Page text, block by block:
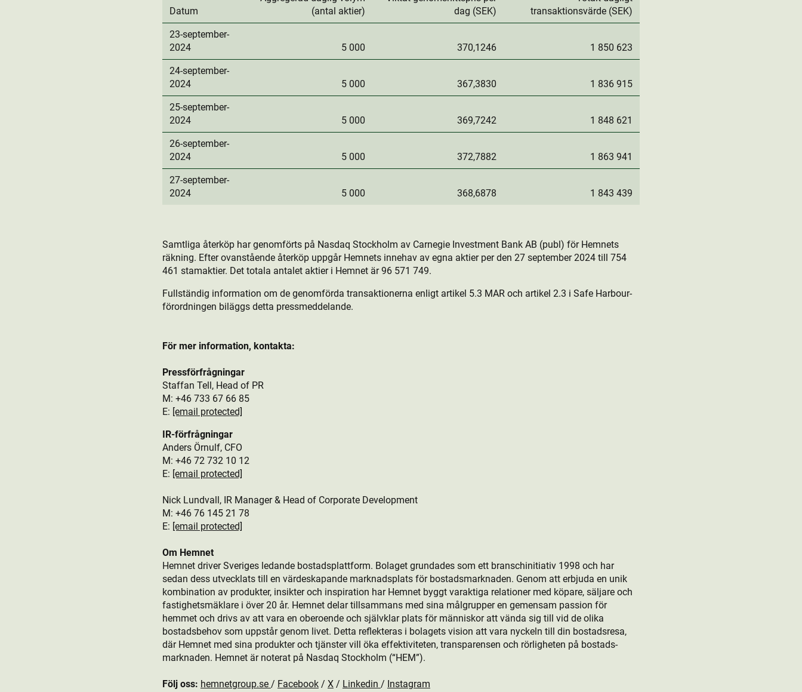
Datum
(antal aktie­r)
dag (SEK)
transaktionsvärde (SEK)
23-september-
2024
5 000 370,1246 1 850 623
24-september-
2024
5 000 367,3830 1 836 915
25-september-
2024
5 000 369,7242 1 848 621
26-september-
2024
5 000 372,7882 1 863 941
27-september-
2024
5 000 368,6878 1 843 439
Samtliga återköp har genomförts på Nasdaq Stockholm av Carnegie Investment Bank AB (publ) för Hemnets
räkning. Efter ovanstående återköp uppgår Hemnets innehav av egna aktie­r per den 27 september 2024 till 754
461 stamaktie­r. Det totala antalet aktie­r i Hemnet är 96 571 749.
Fullständig information om de genomförda transaktionerna enligt artikel 5.3 MAR och artikel 2.3 i Safe Harbour-
förordningen biläggs detta pressmeddelande.
För mer information, kontakta:
Pressförfrågningar
Staffan Tell, Head of PR
M: +46 733 67 66 85
E: [email protected]
IR-förfrågningar
Anders Örnulf, CFO
M: +46 72 732 10 12
E: [email protected]
Nick Lundvall, IR Manager & Head of Corporate Development
M: +46 76 145 21 78
E: [email protected]
Om Hemnet
Hemnet driver Sveriges ledande bostads­plattform. Bolaget grundades som ett branschinitiativ 1998 och har
sedan dess utvecklats till en värdeskapande marknadsplats för bostads­marknaden. Genom att erbjuda en unik
kombination av produkt­er, insikter och inspiration har Hemnet byggt varaktiga relationer med köpare, säljare och
fastighetsmäklare i över 20 år. Hemnet delar tillsammans med sina målgrupper en gemensam passion för
hemmet och drivs av att vara en oberoende och självklar plats för människor att vända sig till vid de olika
bostads­behov som uppstår genom livet. Detta reflekteras i bolagets vision att vara nyckeln till din bostads­resa,
där Hemnet med sina produkt­er och tjänster vill öka effektiviteten, transparensen och rörligheten på bostads­
marknaden. Hemnet är noterat på Nasdaq Stockholm (“HEM”).
Följ oss: hemnetgroup.se / Facebook/ X/ Linkedin / Instagram